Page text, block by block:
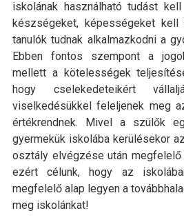
iskolának használható tudást
készségeket, képességeket
tanulók tudnak alkalmazkodni a
Ebben fontos szempont a
mellett a kötelességek
hogy cselekedeteikért
viselkedésükkel feleljenek meg
értékrendnek. Mivel a szülők
gyermekük iskolába kerülésekor
osztály elvégzése után megfelelő
ezért célunk, hogy az
megfelelő alap legyen a
meg iskolánkat!